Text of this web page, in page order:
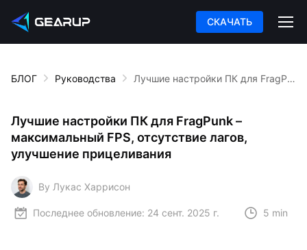
СКАЧАТЬ
БЛОГ Руководства Лучшие настройки ПК для FragPunk – максимальный FPS, отсутствие лагов, улучшение прицеливания
Лучшие настройки ПК для FragPunk –
максимальный FPS, отсутствие лагов,
улучшение прицеливания
By Лукас Харрисон
Последнее обновление: 24 сент. 2025 г. 5 min